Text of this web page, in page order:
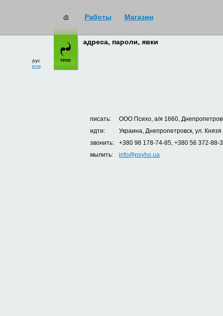
Работы Магазин
рус
eng
адреса, пароли, явки
писать:
ООО Психо, а/я 1660,
идти:
Украина, Днепропетровск, ул.
звонить:
+380 98 178-74-85, +380 56 372-88-
мылить:
info@psyho.ua